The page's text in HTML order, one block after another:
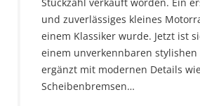
Stückzahl verkauft worden. Ein
und zuverlässiges kleines
einem Klassiker wurde. Jetzt ist
einem unverkennbaren stylishen
ergänzt mit modernen Details
Scheibenbremsen…